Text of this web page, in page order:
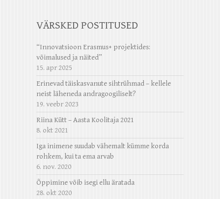
VÄRSKED POSTITUSED
“Innovatsioon Erasmus+ projektides:
võimalused ja näited”
15. apr 2025
Erinevad täiskasvanute sihtrühmad – kellele
neist läheneda andragoogiliselt?
19. veebr 2023
Riina Kütt – Aasta Koolitaja 2021
8. okt 2021
Iga inimene suudab vähemalt kümme korda
rohkem, kui ta ema arvab
6. nov. 2020
Õppimine võib isegi ellu äratada
28. okt 2020